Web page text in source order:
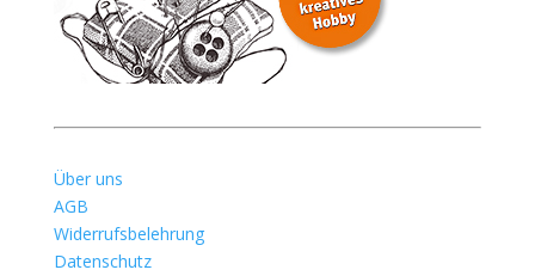
Über uns
AGB
Widerrufsbelehrung
Datenschutz